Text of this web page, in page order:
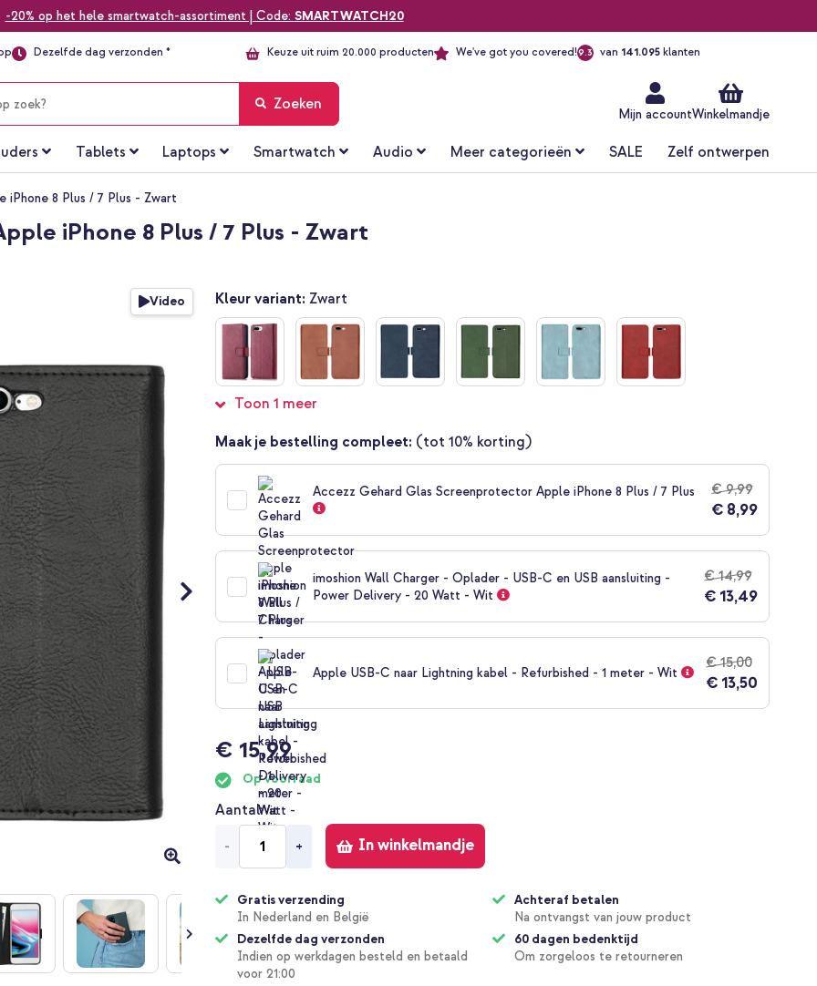
-20% op het hele smartwatch-assortiment | Code: SMARTWATCH20
Dezelfde dag verzonden * Keuze uit ruim 20.000 producten We've got you covered!9.3 van 141.095klanten
Mijn accountWinkelmandje
Zoeken
Tablets Laptops Smartwatch Audio Meer categorieën SALE Zelf ontwerpen
iPhone 8 Plus / 7 Plus - Zwart
iPhone 8 Plus / 7 Plus - Zwart
Video Kleur variant:Zwart
Toon 1 meer
Maak je bestelling compleet: (tot 10% korting)
Accezz Gehard Glas Screenprotector Apple iPhone 8 Plus / 7 Plus € 9,99
€ 8,99
imoshion Wall Charger - Oplader - USB-C en USB aansluiting -
Power Delivery - 20 Watt - Wit
€ 14,99
€ 13,49
Apple USB-C naar Lightning kabel - Refurbished - 1 meter - Wit
€ 15,00
€ 13,50
€ 15,99
Op voorraad
Aantal
- + In winkelmandje
Gratis verzending
In Nederland en België
Dezelfde dag verzonden
Indien op werkdagen besteld en betaald
voor 21:00
Achteraf betalen
Na ontvangst van jouw product
60 dagen bedenktijd
Om zorgeloos te retourneren